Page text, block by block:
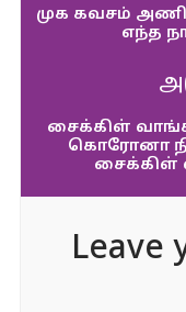
முக கவசம்
எந்த
சைக்கிள்
கொரோனா
சைக்கிள்
Leave